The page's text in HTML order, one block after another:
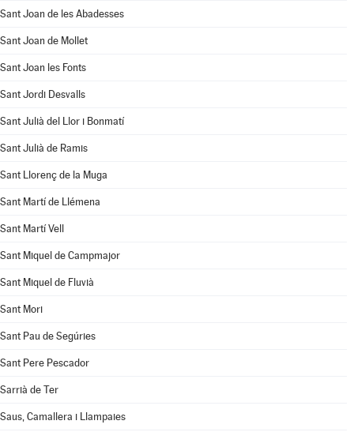
Sant Joan de les Abadesses
Sant Joan de Mollet
Sant Joan les Fonts
Sant Jordi Desvalls
Sant Julià del Llor i Bonmatí
Sant Julià de Ramis
Sant Llorenç de la Muga
Sant Martí de Llémena
Sant Martí Vell
Sant Miquel de Campmajor
Sant Miquel de Fluvià
Sant Mori
Sant Pau de Segúries
Sant Pere Pescador
Sarrià de Ter
Saus, Camallera i Llampaies